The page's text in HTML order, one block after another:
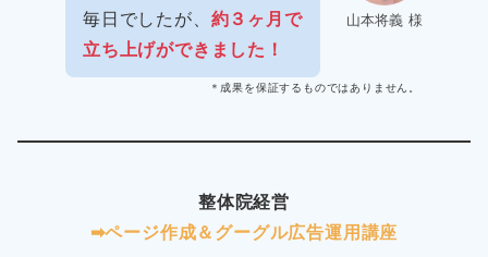
山本将義 様
毎日でしたが、 約３ヶ月で
立ち上げができました！
＊成果を保証するものではありません。
整体院経営
➡︎ページ作成＆グーグル広告運用講座